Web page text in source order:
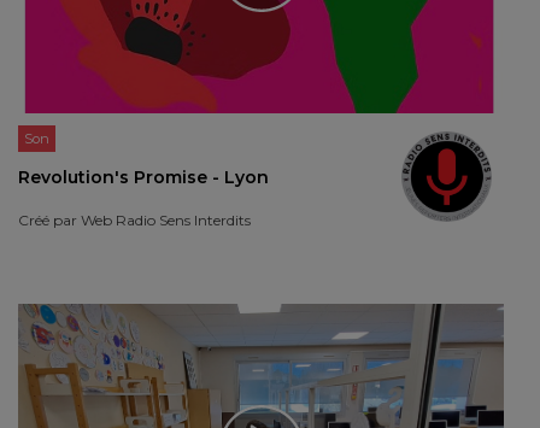
Son
Revolution's Promise - Lyon
Créé par Web Radio Sens Interdits